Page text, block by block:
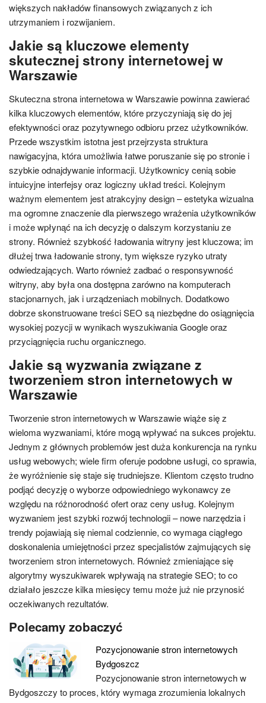
większych nakładów finansowych związanych z ich
utrzymaniem i rozwijaniem.
Jakie są kluczowe elementy
skutecznej strony internetowej w
Warszawie
Skuteczna strona internetowa w Warszawie powinna zawierać
kilka kluczowych elementów, które przyczyniają się do jej
efektywności oraz pozytywnego odbioru przez użytkowników.
Przede wszystkim istotna jest przejrzysta struktura
nawigacyjna, która umożliwia łatwe poruszanie się po stronie i
szybkie odnajdywanie informacji. Użytkownicy cenią sobie
intuicyjne interfejsy oraz logiczny układ treści. Kolejnym
ważnym elementem jest atrakcyjny design – estetyka wizualna
ma ogromne znaczenie dla pierwszego wrażenia użytkowników
i może wpłynąć na ich decyzję o dalszym korzystaniu ze
strony. Również szybkość ładowania witryny jest kluczowa; im
dłużej trwa ładowanie strony, tym większe ryzyko utraty
odwiedzających. Warto również zadbać o responsywność
witryny, aby była ona dostępna zarówno na komputerach
stacjonarnych, jak i urządzeniach mobilnych. Dodatkowo
dobrze skonstruowane treści SEO są niezbędne do osiągnięcia
wysokiej pozycji w wynikach wyszukiwania Google oraz
przyciągnięcia ruchu organicznego.
Jakie są wyzwania związane z
tworzeniem stron internetowych w
Warszawie
Tworzenie stron internetowych w Warszawie wiąże się z
wieloma wyzwaniami, które mogą wpływać na sukces projektu.
Jednym z głównych problemów jest duża konkurencja na rynku
usług webowych; wiele firm oferuje podobne usługi, co sprawia,
że wyróżnienie się staje się trudniejsze. Klientom często trudno
podjąć decyzję o wyborze odpowiedniego wykonawcy ze
względu na różnorodność ofert oraz ceny usług. Kolejnym
wyzwaniem jest szybki rozwój technologii – nowe narzędzia i
trendy pojawiają się niemal codziennie, co wymaga ciągłego
doskonalenia umiejętności przez specjalistów zajmujących się
tworzeniem stron internetowych. Również zmieniające się
algorytmy wyszukiwarek wpływają na strategie SEO; to co
działało jeszcze kilka miesięcy temu może już nie przynosić
oczekiwanych rezultatów.
Polecamy zobaczyć
Pozycjonowanie stron internetowych
Bydgoszcz
Pozycjonowanie stron internetowych w
Bydgoszczy to proces, który wymaga zrozumienia lokalnych